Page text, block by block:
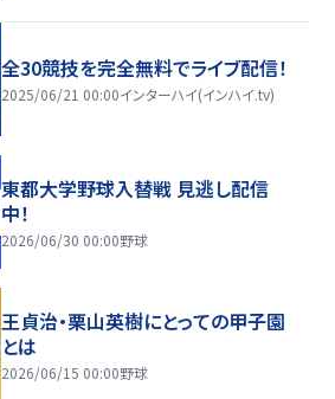
全30競技を完全無料でライブ配信！
2025/06/21 00:00インターハイ(インハイ.tv)
東都大学野球入替戦 見逃し配信
中！
2026/06/30 00:00野球
王貞治・栗山英樹にとっての甲子園
とは
2026/06/15 00:00野球